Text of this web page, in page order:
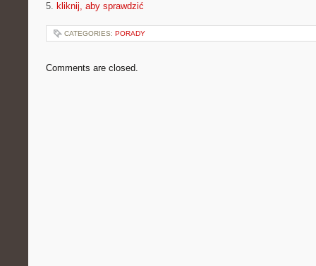
5. kliknij, aby sprawdzić
CATEGORIES: PORADY
Comments are closed.